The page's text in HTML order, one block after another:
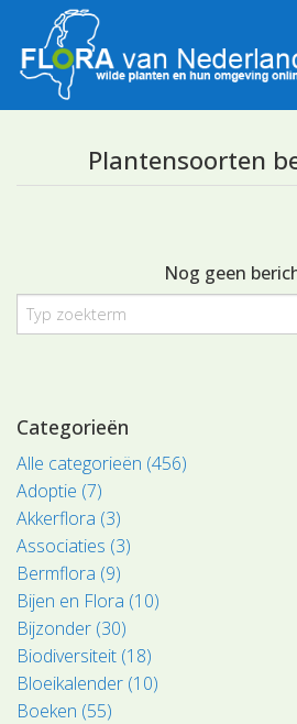
Plantengemeenschappen
Determineren
Plantensoorten
Nog geen
Categorieën
Alle categorieën (456)
Adoptie (7)
Akkerflora (3)
Associaties (3)
Bermflora (9)
Bijen en Flora (10)
Bijzonder (30)
Biodiversiteit (18)
Bloeikalender (10)
Boeken (55)